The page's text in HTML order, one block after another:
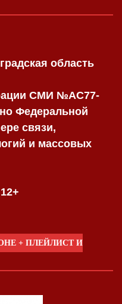
область
СМИ №AC77-
Федеральной
связи,
и массовых
+ ПЛЕЙЛИСТ И